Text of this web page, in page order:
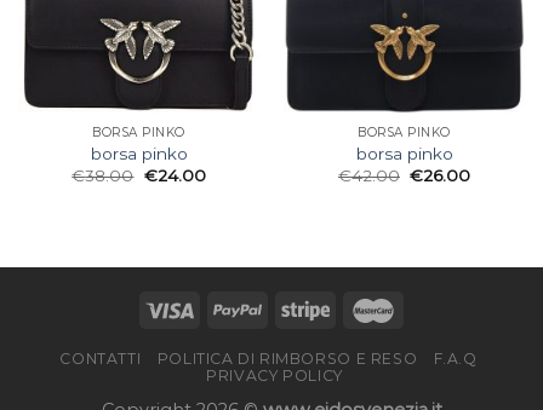
BORSA PINKO
borsa pinko
€38.00 €24.00
BORSA PINKO
borsa pinko
€42.00 €26.00
CONTATTI POLITICA DI RIMBORSO E RESO
F.A.Q
PRIVACY POLICY